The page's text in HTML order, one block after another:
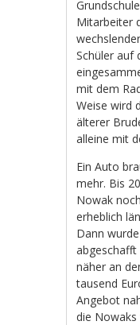
Mitarbeiter
Schüler auf
mit dem
Weise wird
älterer
alleine mit
Ein Auto
mehr. Bis
Nowak
erheblich
Dann
abgeschafft
näher an
tausend
Angebot
die Nowaks